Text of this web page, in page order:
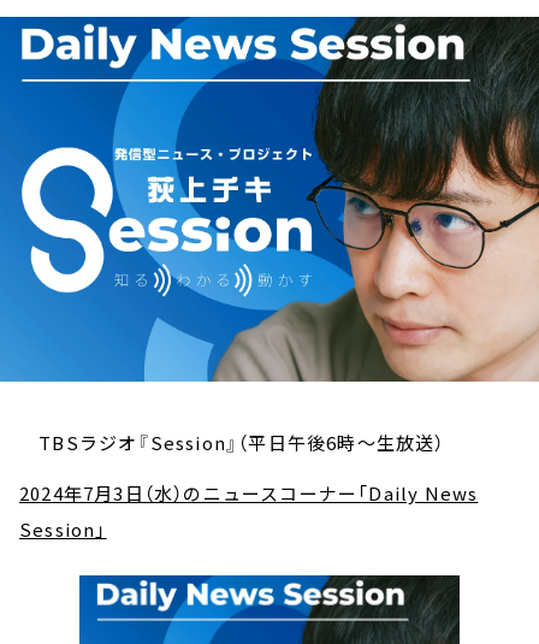
YouTube
会社情報
TBSラジオ『Session』（平日午後6時～生放送）
2024年7月3日（水）のニュースコーナー「Daily News
Session」